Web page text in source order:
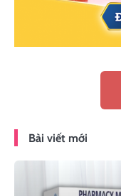
Bài viết mới